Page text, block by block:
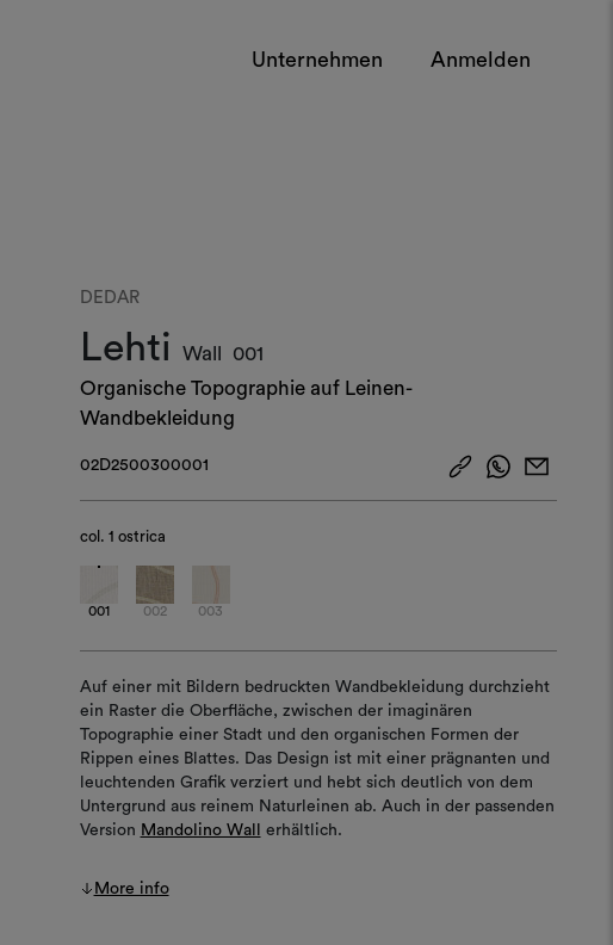
Unternehmen Anmelden
DEDAR
Lehti Wall
001
Organische Topographie auf Leinen-
Wandbekleidung​
02D2500300001
col. 1 ostrica
001 002 003
Auf einer mit Bildern bedruckten Wandbekleidung durchzieht
ein Raster die Oberfläche, zwischen der imaginären
Topographie einer Stadt und den organischen Formen der
Rippen eines Blattes. Das Design ist mit einer prägnanten und
leuchtenden Grafik verziert und hebt sich deutlich von dem
Untergrund aus reinem Naturleinen ab. Auch in der passenden
Version Mandolino Wall erhältlich.
More info